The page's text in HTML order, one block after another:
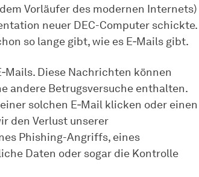
Vorläufer des modernen Internets)
neuer DEC-Computer schickte.
so lange gibt, wie es E‑Mails gibt.
Diese Nachrichten können
andere Betrugsversuche enthalten.
solchen E‑Mail klicken oder einen
den Verlust unserer
Phishing-Angriffs, eines
Daten oder sogar die Kontrolle